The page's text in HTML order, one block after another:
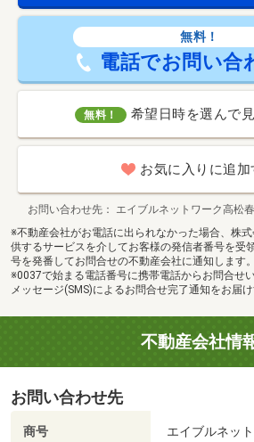
無料！
電話でお問い合
無料！ 希望日時を選んで
お気に入りに追加
お問い合わせ先
エイブルネットワーク高松
※不動産会社がお電話に出られなかった場合、株式
供するサービスを介してお客様の発信者番号を受
号を発番してお問合せの不動産会社に通知します。
※0037で始まる電話番号に携帯電話からお問合せ
メッセージ(SMS)によるお問合せ完了通知をお届
不動産会社情
お問い合わせ先
商号
エイブルネッ